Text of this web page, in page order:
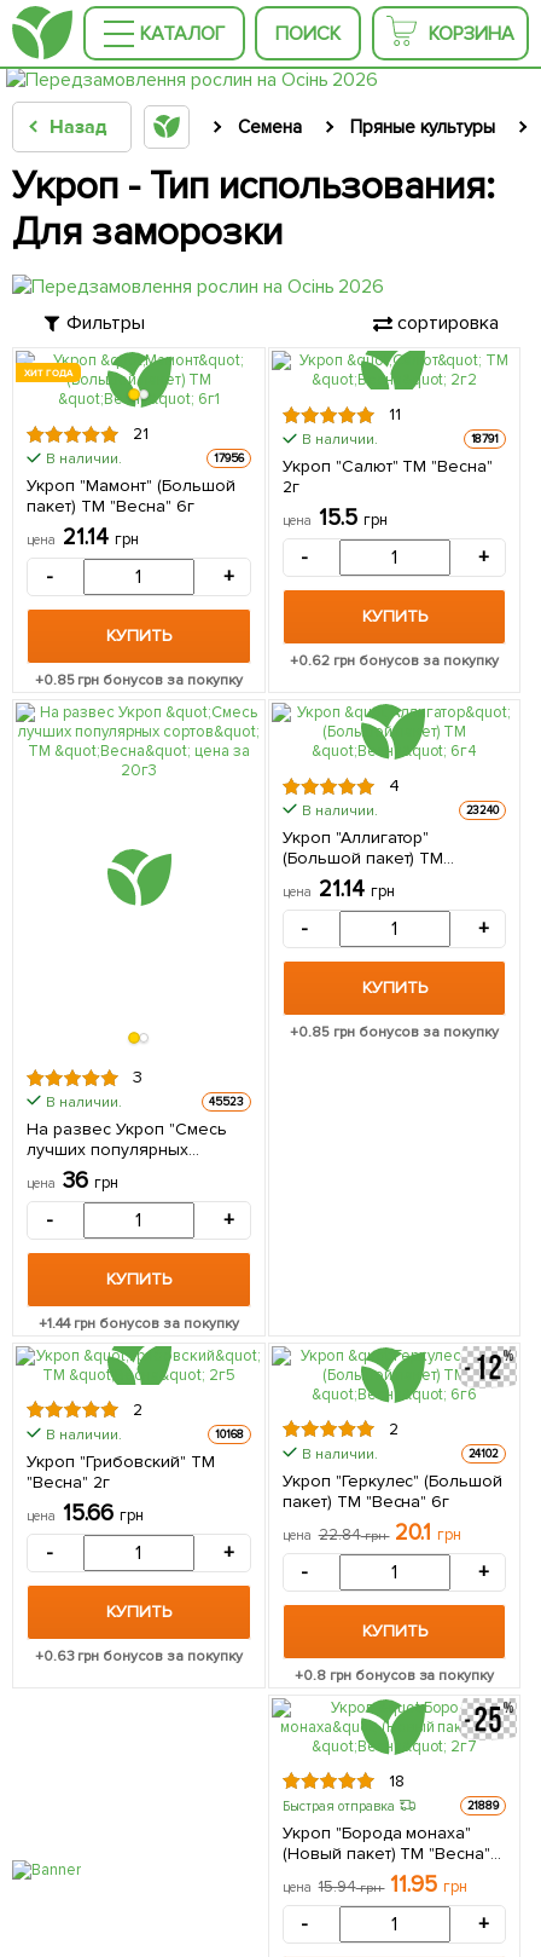
КАТАЛОГ ПОИСК КОРЗИНА
Назад Семена Пряные культуры
Укроп - Тип использования:
Для заморозки
Фильтры сортировка
ХИТ ГОДА
21
В наличии. 17956
Укроп "Мамонт" (Большой
пакет) ТМ "Весна" 6г
цена 21.14 грн
- +
КУПИТЬ
+0.85грн бонусов за покупку
11
В наличии. 18791
Укроп "Салют" ТМ "Весна"
2г
цена 15.5 грн
- +
КУПИТЬ
+0.62 грн бонусов за покупку
3
В наличии. 45523
На развес Укроп "Смесь
лучших популярных
сортов" ТМ "Весна" цена за
20г
цена 36 грн
- +
КУПИТЬ
+1.44грн бонусов за покупку
4
В наличии. 23240
Укроп "Аллигатор"
(Большой пакет) ТМ
"Весна" 6г
цена 21.14 грн
- +
КУПИТЬ
+0.85 грн бонусов за покупку
2
В наличии. 10168
Укроп "Грибовский" ТМ
"Весна" 2г
цена 15.66 грн
- +
КУПИТЬ
+0.63грн бонусов за покупку
2
В наличии. 24102
Укроп "Геркулес" (Большой
пакет) ТМ "Весна" 6г
цена 22.84грн 20.1 грн
- +
КУПИТЬ
+0.8грн бонусов за покупку
18
Быстрая отправка 21889
Укроп "Борода монаха"
(Новый пакет) ТМ "Весна"
цена 15.94грн 11.95 грн
- +